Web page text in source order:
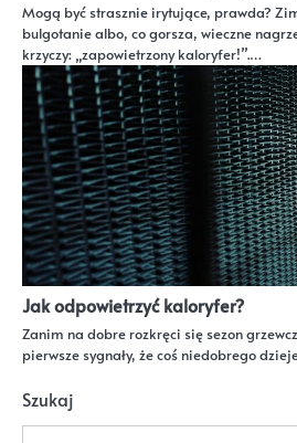
Mogą być strasznie irytujące, prawda?
bulgotanie albo, co gorsza, wieczne
krzyczy: „zapowietrzony kaloryfer!”.…
Jak odpowietrzyć kaloryfer?
Zanim na dobre rozkręci się sezon
pierwsze sygnały, że coś niedobrego
Szukaj